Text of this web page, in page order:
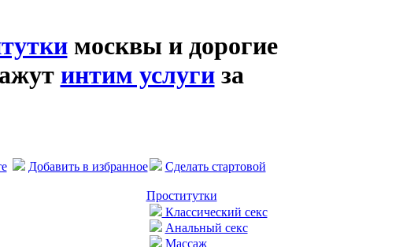
москвы и дорогие
интим услугиза
Добавить в избранное Сделать стартовой
Проститутки
Классический секс
Анальный секс
Массаж